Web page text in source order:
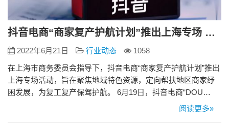
抖音电商“商家复产护航计划”推出上海专场 帮扶商家恢复生产经营
2022年6月21日 行业动态
1058
在上海市商务委员会指导下，抖音电商“商家复产护航计划”推出
上海专场活动，旨在聚焦地域特色资源，定向帮扶地区商家纾
困发展，为复工复产保驾护航。 6月19日，抖音电商“DOU
来‘沪’航——百城品质购·上海专场”活动开启。抖音电商投入亿
阅读更多»